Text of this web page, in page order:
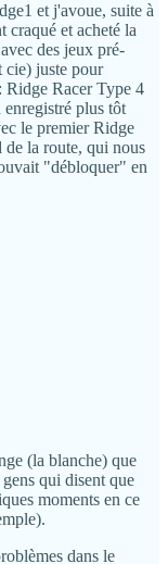
et j'avoue, suite à
craqué et acheté la
des jeux pré-
juste pour
Ridge Racer Type 4
plus tôt
le premier Ridge
de la route, qui nous
"débloquer" en
(la blanche) que
qui disent que
moments en ce
dans le